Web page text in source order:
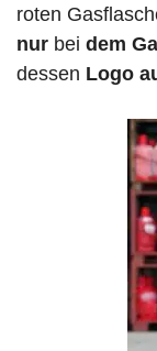
roten
nur bei dem
dessen Logo